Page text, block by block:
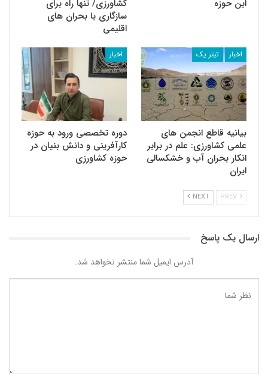
این حوزه
کشاورزی/ تنها راه برای
سازگاری با بحران های
اقلیمی
اخبار تیتر یک
بیانیه قاطع انجمن های
علمی کشاورزی: علم در برابر
انکار بحران آب و خشکسالی
ایران
اخبار
دوره تخصصی ورود به حوزه
کارآفرینی و دانش بنیان در
حوزه کشاورزی
NEXT
ارسال یک پاسخ
آدرس ایمیل شما منتشر نخواهد شد.